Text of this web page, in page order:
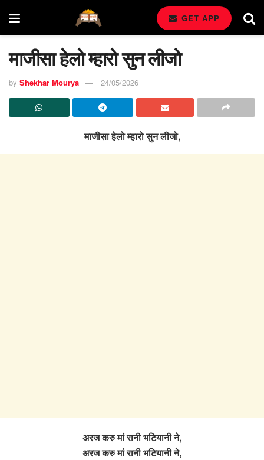
GET APP
माजीसा हेलो म्हारो सुन लीजो
by Shekhar Mourya 24/05/2026
माजीसा हेलो म्हारो सुन लीजो,
अरज करु मां रानी भटियानी ने,
अरज करु मां रानी भटियानी ने,